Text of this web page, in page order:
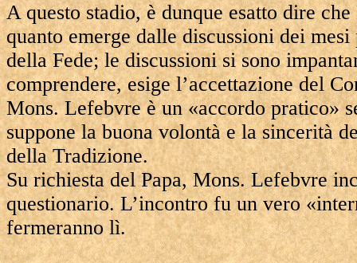
A questo stadio, è dunque esatto dire
quanto emerge dalle discussioni dei
della Fede; le discussioni si sono
comprendere, esige l’accettazione del
Mons. Lefebvre è un «accordo pratico»
suppone la buona volontà e la sincerità
della Tradizione.
Su richiesta del Papa, Mons. Lefebvre
questionario. L’incontro fu un vero
fermeranno lì.